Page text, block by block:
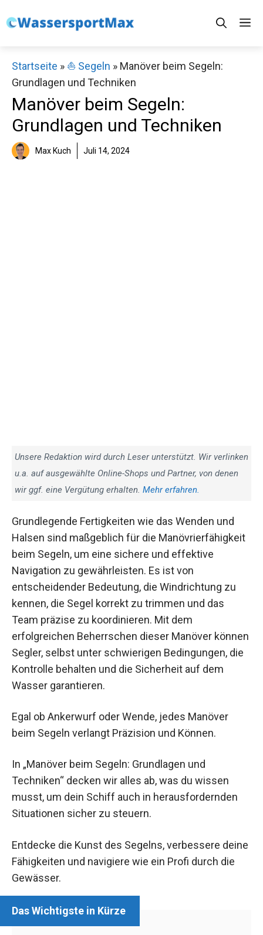
Inhalt
Startseite » ⛵️ Segeln » Manöver beim Segeln:
Grundlagen und Techniken
Manöver beim Segeln:
Grundlagen und Techniken
Max Kuch Juli 14, 2024
Unsere Redaktion wird durch Leser unterstützt. Wir verlinken
u.a. auf ausgewählte Online-Shops und Partner, von denen
wir ggf. eine Vergütung erhalten. Mehr erfahren.
Grundlegende Fertigkeiten wie das Wenden und
Halsen sind maßgeblich für die Manövrierfähigkeit
beim Segeln, um eine sichere und effektive
Navigation zu gewährleisten. Es ist von
entscheidender Bedeutung, die Windrichtung zu
kennen, die Segel korrekt zu trimmen und das
Team präzise zu koordinieren. Mit dem
erfolgreichen Beherrschen dieser Manöver können
Segler, selbst unter schwierigen Bedingungen, die
Kontrolle behalten und die Sicherheit auf dem
Wasser garantieren.
Egal ob Ankerwurf oder Wende, jedes Manöver
beim Segeln verlangt Präzision und Können.
In „Manöver beim Segeln: Grundlagen und
Techniken“ decken wir alles ab, was du wissen
musst, um dein Schiff auch in herausfordernden
Situationen sicher zu steuern.
Entdecke die Kunst des Segelns, verbessere deine
Fähigkeiten und navigiere wie ein Profi durch die
Gewässer.